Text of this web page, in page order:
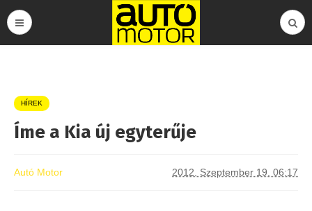
HÍREK
Íme a Kia új egyterűje
Autó Motor 2012. Szeptember 19. 06:17